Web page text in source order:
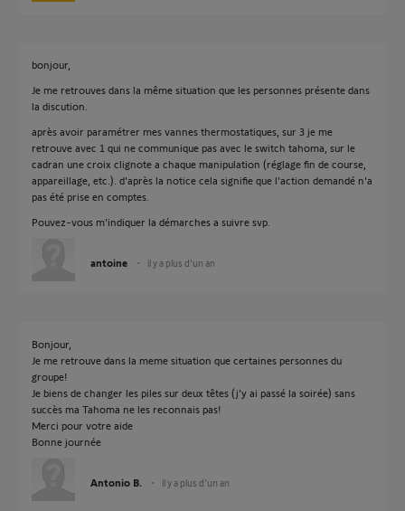
bonjour,
Je me retrouves dans la même situation que les personnes présente dans
la discution.
après avoir paramétrer mes vannes thermostatiques, sur 3 je me
retrouve avec 1 qui ne communique pas avec le switch tahoma, sur le
cadran une croix clignote a chaque manipulation (réglage fin de course,
appareillage, etc.). d'après la notice cela signifie que l'action demandé n'a
pas été prise en comptes.
Pouvez-vous m'indiquer la démarches a suivre svp.
antoine il y a plus d'un an
Bonjour,
Je me retrouve dans la meme situation que certaines personnes du
groupe!
Je biens de changer les piles sur deux têtes (j’y ai passé la soirée) sans
succès ma Tahoma ne les reconnais pas!
Merci pour votre aide
Bonne journée
Antonio B. il y a plus d'un an